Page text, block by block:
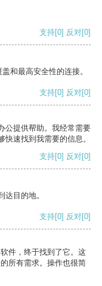
支持[0] 反对[0]
和最高安全性的连接。
支持[0] 反对[0]
公提供帮助。我经常需要
速找到我需要的信息。
支持[0] 反对[0]
目的地。
支持[0] 反对[0]
件，终于找到了它。这
所有需求。操作也很简